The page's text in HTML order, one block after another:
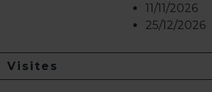
11/11/2026
25/12/2026
Visites